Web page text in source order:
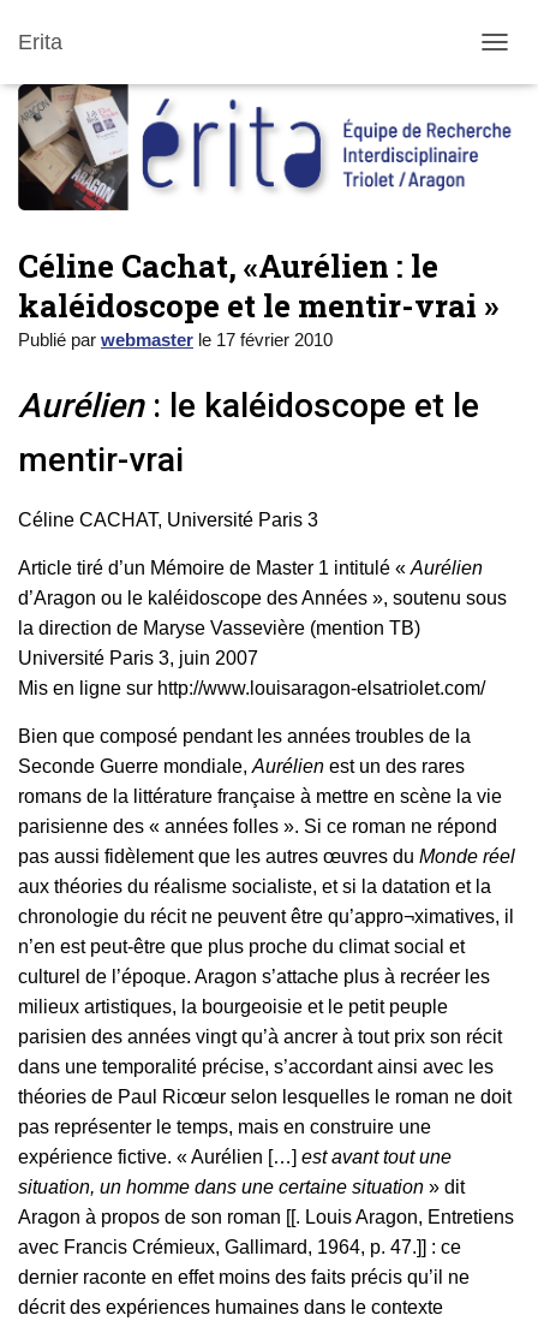
Erita
Céline Cachat, «Aurélien : le
kaléidoscope et le mentir-vrai »
Publié par webmaster le 17 février 2010
Aurélien : le kaléidoscope et le
mentir-vrai
Céline CACHAT, Université Paris 3
Article tiré d’un Mémoire de Master 1 intitulé « Aurélien
d’Aragon ou le kaléidoscope des Années », soutenu sous
la direction de Maryse Vassevière (mention TB)
Université Paris 3, juin 2007
Mis en ligne sur http://www.louisaragon-elsatriolet.com/
Bien que composé pendant les années troubles de la
Seconde Guerre mondiale, Aurélien est un des rares
romans de la littérature française à mettre en scène la vie
parisienne des « années folles ». Si ce roman ne répond
pas aussi fidèlement que les autres œuvres du Monde réel
aux théories du réalisme socialiste, et si la datation et la
chronologie du récit ne peuvent être qu’appro¬ximatives, il
n’en est peut-être que plus proche du climat social et
culturel de l’époque. Aragon s’attache plus à recréer les
milieux artistiques, la bourgeoisie et le petit peuple
parisien des années vingt qu’à ancrer à tout prix son récit
dans une temporalité précise, s’accordant ainsi avec les
théories de Paul Ricœur selon lesquelles le roman ne doit
pas représenter le temps, mais en construire une
expérience fictive. « Aurélien […] est avant tout une
situation, un homme dans une certaine situation » dit
Aragon à propos de son roman [[. Louis Aragon, Entretiens
avec Francis Crémieux, Gallimard, 1964, p. 47.]] : ce
dernier raconte en effet moins des faits précis qu’il ne
décrit des expériences humaines dans le contexte